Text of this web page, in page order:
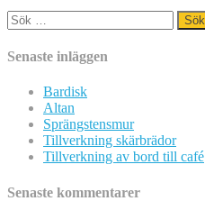
Sök
efter:
Senaste inläggen
Bardisk
Altan
Sprängstensmur
Tillverkning skärbrädor
Tillverkning av bord till café
Senaste kommentarer